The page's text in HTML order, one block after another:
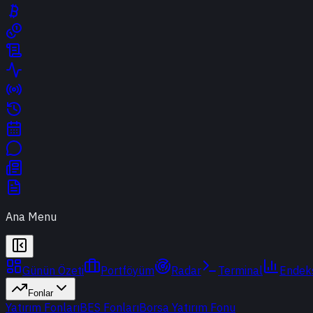
Ana Menu
Günün Özeti Portföyüm Radar Terminal
Fonlar
Yatırım FonlarıBES FonlarıBorsa Yatırım Fonu